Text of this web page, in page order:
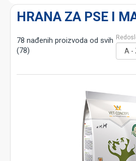
HRANA ZA PSE I
78 nađenih proizvoda od svih
(78)